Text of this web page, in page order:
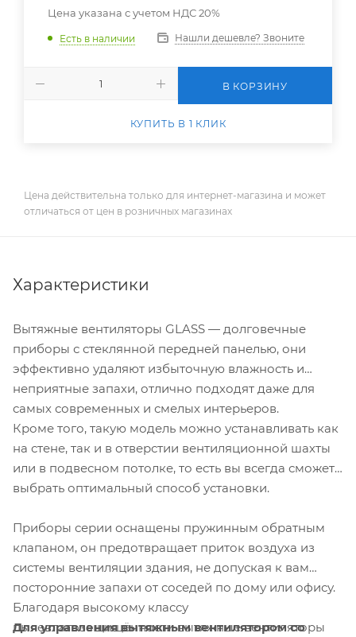
Цена указана с учетом НДС 20%
Есть в наличии Нашли дешевле? Звоните
В КОРЗИНУ
КУПИТЬ В 1 КЛИК
Цена действительна только для интернет-магазина и может
отличаться от цен в розничных магазинах
Характеристики
Вытяжные вентиляторы GLASS — долговечные
приборы с стеклянной передней панелью, они
эффективно удаляют избыточную влажность и
неприятные запахи, отлично подходят даже для
самых современных и смелых интерьеров.
Кроме того, такую модель можно устанавливать как
на стене, так и в отверстии вентиляционной шахты
или в подвесном потолке, то есть вы всегда сможете
выбрать оптимальный способ установки.
Приборы серии оснащены пружинным обратным
клапаном, он предотвращает приток воздуха из
системы вентиляции здания, не допуская к вам
посторонние запахи от соседей по дому или офису.
Благодаря высокому классу
пылевлагозащищённости вытяжные вентиляторы
Для управления вытяжным вентилятором со